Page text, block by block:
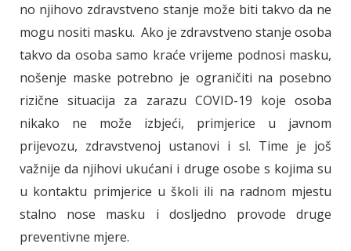
no njihovo zdravstveno stanje može biti takvo da ne
mogu nositi masku. Ako je zdravstveno stanje osoba
takvo da osoba samo kraće vrijeme podnosi masku,
nošenje maske potrebno je ograničiti na posebno
rizične situacija za zarazu COVID-19 koje osoba
nikako ne može izbjeći, primjerice u javnom
prijevozu, zdravstvenoj ustanovi i sl. Time je još
važnije da njihovi ukućani i druge osobe s kojima su
u kontaktu primjerice u školi ili na radnom mjestu
stalno nose masku i dosljedno provode druge
preventivne mjere.